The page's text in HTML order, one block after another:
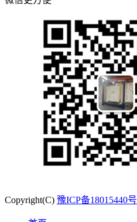
Copyright(C) 豫ICP备18015440号